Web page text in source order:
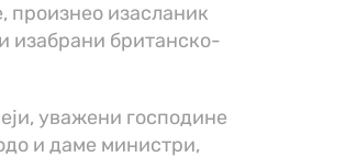
произнео изасланик
изабрани британско-
уважени господине
и даме министри,